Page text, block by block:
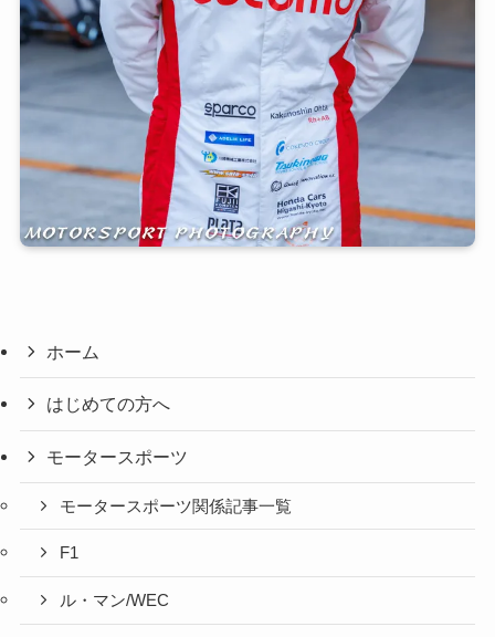
ホーム
はじめての方へ
モータースポーツ
モータースポーツ関係記事一覧
F1
ル・マン/WEC